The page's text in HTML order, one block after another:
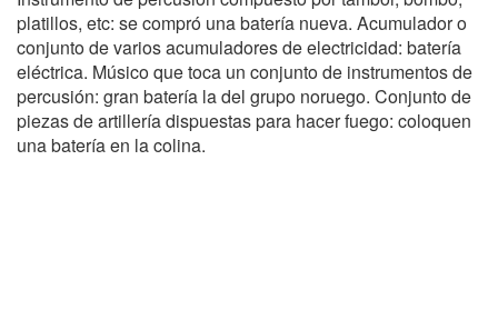
platillos, etc: se compró una batería nueva. Acumulador o
conjunto de varios acumuladores de electricidad: batería
eléctrica. Músico que toca un conjunto de instrumentos de
percusión: gran batería la del grupo noruego. Conjunto de
piezas de artillería dispuestas para hacer fuego: coloquen
una batería en la colina.